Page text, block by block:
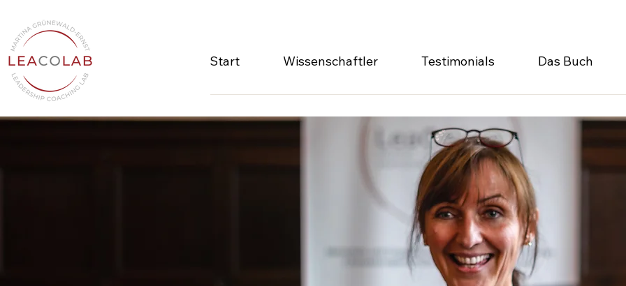
Start Wissenschaftler Testimonials Das Buch